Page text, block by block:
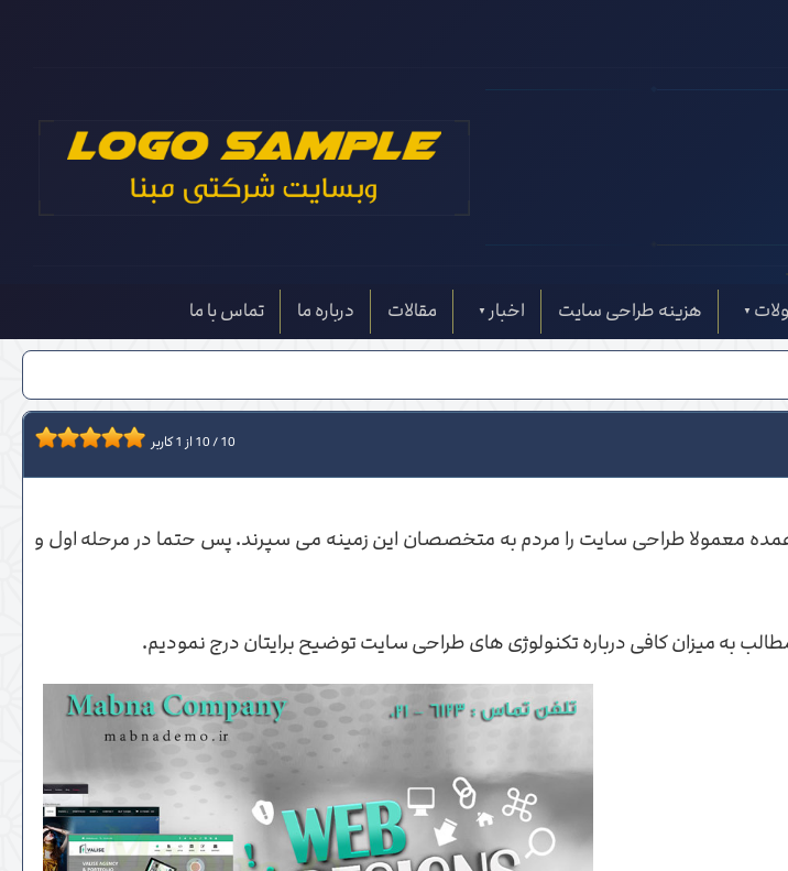
هزینه طراحی سایت اخبار مقالات درباره ما تماس با ما
10/10 از 1کاربر
عمده معمولا طراحی سایت را مردم به متخصصان این زمینه می سپرند. پس حتما در مرحله اول و
به میزان کافی درباره تکنولوژی های طراحی سایت توضیح برایتان درج نمودیم.